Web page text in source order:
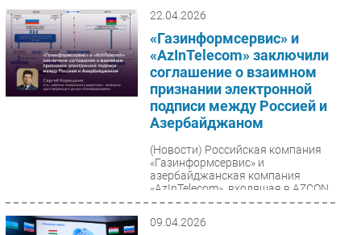
Тестовый стенд
Каталог компаний
22.04.2026
«Газинформсервис» и
«AzInTelecom» заключили
соглашение о взаимном
признании электронной
подписи между Россией и
Азербайджаном
(Новости) Российская компания
«Газинформсервис» и
азербайджанская компания
«AzInTelecom», входящая в AZCON
Holding, подписали соглашение о
09.04.2026